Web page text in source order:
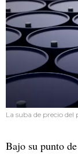
La suba de precio
Bajo su punto